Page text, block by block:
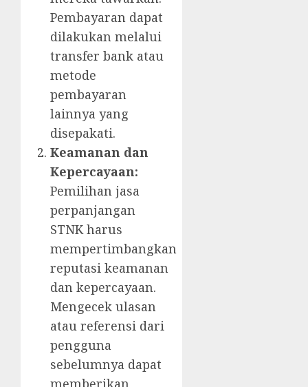
Pembayaran dapat
dilakukan melalui
transfer bank atau
metode
pembayaran
lainnya yang
disepakati.
Keamanan dan
Kepercayaan:
Pemilihan jasa
perpanjangan
STNK harus
mempertimbangkan
reputasi keamanan
dan kepercayaan.
Mengecek ulasan
atau referensi dari
pengguna
sebelumnya dapat
memberikan